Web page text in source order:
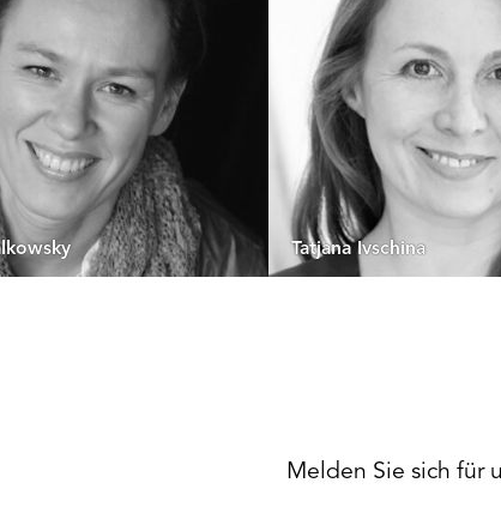
Tatjana Ivschina
Melden Sie sich für